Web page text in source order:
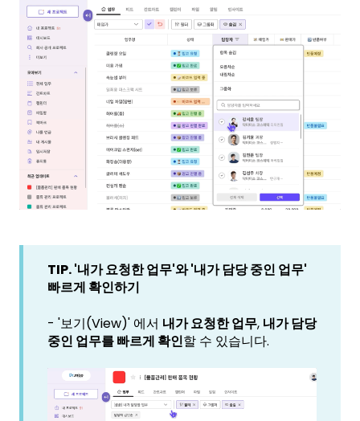
TIP. '내가 요청한 업무'와 '내가 담당 중인 업무'
빠르게 확인하기
- '보기(View)' 에서 내가 요청한 업무, 내가 담당
중인 업무를 빠르게 확인할 수 있습니다.